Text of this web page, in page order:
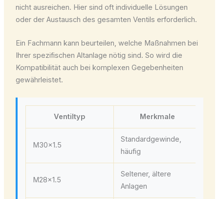
nicht ausreichen. Hier sind oft individuelle Lösungen
oder der Austausch des gesamten Ventils erforderlich.
Ein Fachmann kann beurteilen, welche Maßnahmen bei
Ihrer spezifischen Altanlage nötig sind. So wird die
Kompatibilität auch bei komplexen Gegebenheiten
gewährleistet.
Ventiltyp Merkmale
M30x1.5
Standardgewinde,
häufig
M28x1.5
Seltener, ältere
Anlagen